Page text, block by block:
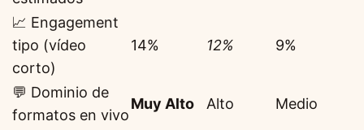
📈 Engagement
tipo (vídeo
corto)
14% 12% 9%
💬 Dominio de
formatos en vivo
Muy Alto Alto Medio